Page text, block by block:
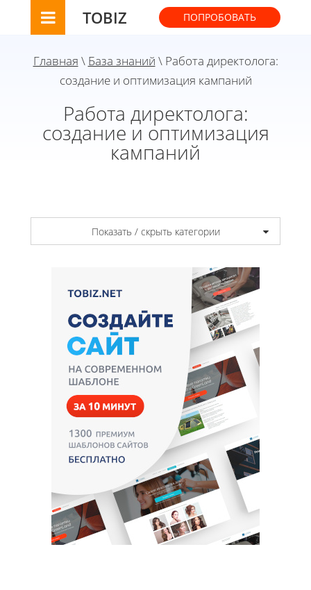
TOBIZ ПОПРОБОВАТЬ
Главная \ База знаний \ Работа директолога:
создание и оптимизация кампаний
Работа директолога:
создание и оптимизация
кампаний
Показать / скрыть категории